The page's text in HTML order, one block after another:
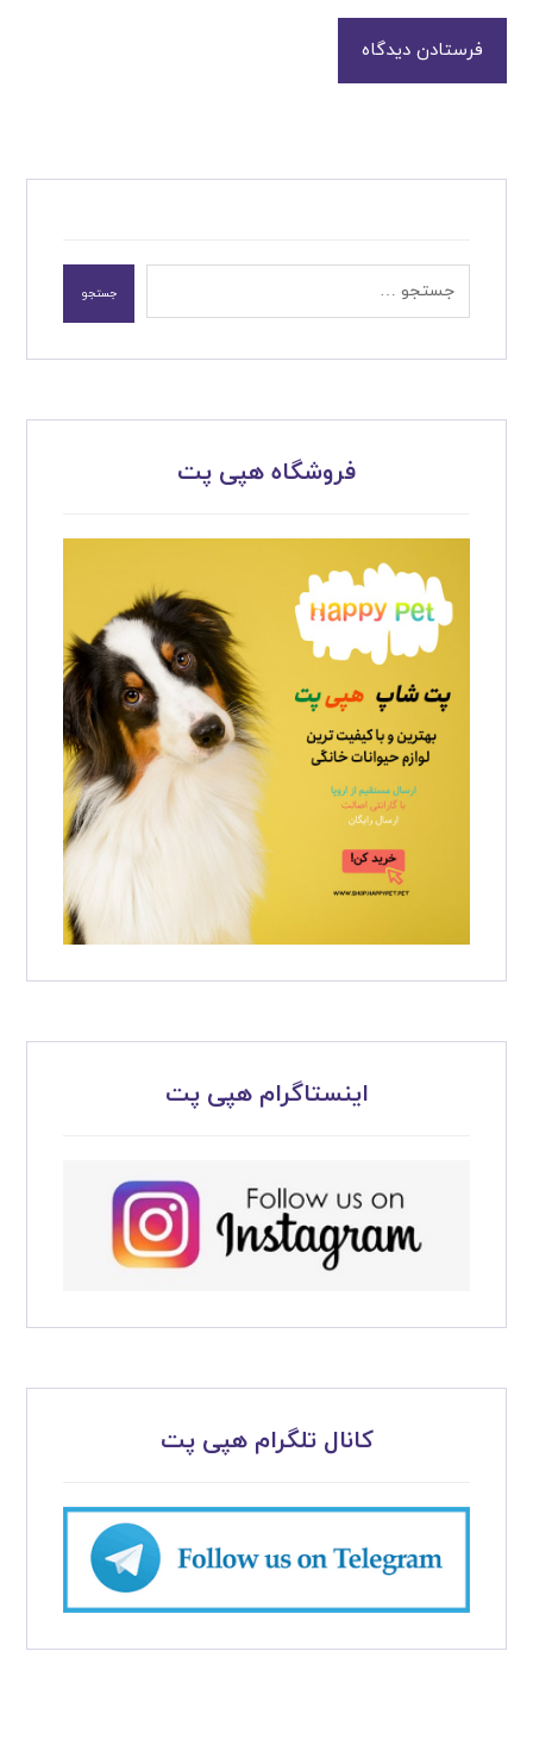
فرستادن دیدگاه
جستجو
فروشگاه هپی پت
اینستاگرام هپی پت
کانال تلگرام هپی پت